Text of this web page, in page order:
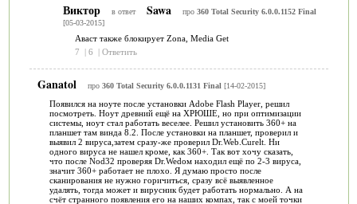
Виктор в ответ Sawa про 360 Total Security 6.0.0.1152 Final
[05-03-2015]
Аваст также блокирует Zona, Media Get
7
| 6 | Ответить
Ganatol про 360 Total Security 6.0.0.1131 Final [14-02-2015]
Появился на ноуте после установки Adobe Flash Player, решил
посмотреть. Ноут древний ещё на ХРЮШЕ, но при оптимизации
системы, ноут стал работать веселее. Решил установить 360+ на
планшет там винда 8.2. После установки на планшет, проверил и
выявил 2 вируса,затем сразу-же проверил Dr.Web.Curelt. Ни
одного вируса не нашел кроме, как 360+. Так вот хочу сказать,
что после Nod32 проверяя Dr.Wedом находил ещё по 2-3 вируса,
значит 360+ работает не плохо. Я думаю просто после
сканирования не нужно горичиться, сразу всё выявленное
удалять, тогда может и вирусник будет работать нормально. А на
счёт странного появления его на наших компах, так с моей точки